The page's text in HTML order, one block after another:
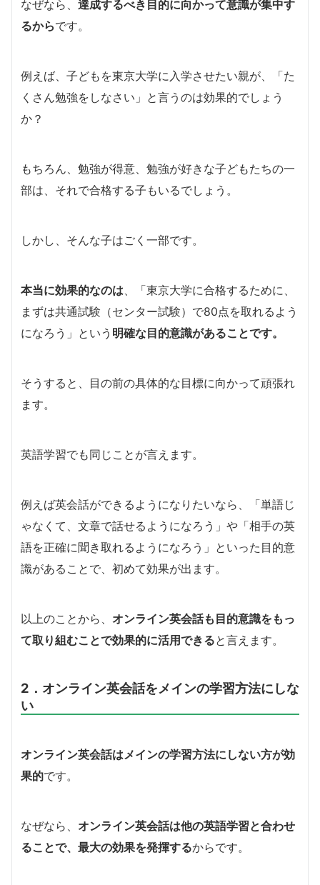
なぜなら、 達成するべき目的に向かって意識が集中す
るからです。
例えば、子どもを東京大学に入学させたい親が、「た
くさん勉強をしなさい」と言うのは効果的でしょう
か？
もちろん、勉強が得意、勉強が好きな子どもたちの一
部は、それで合格する子もいるでしょう。
しかし、そんな子はごく一部です。
本当に効果的なのは 、「東京大学に合格するために、
まずは共通試験（センター試験）で80点を取れるよう
になろう」という 明確な目的意識があることです。
そうすると、目の前の具体的な目標に向かって頑張れ
ます。
英語学習でも同じことが言えます。
例えば英会話ができるようになりたいなら、「単語じ
ゃなくて、文章で話せるようになろう」や「相手の英
語を正確に聞き取れるようになろう」といった目的意
識があることで、初めて効果が出ます。
以上のことから、 オンライン英会話も目的意識をもっ
て取り組むことで効果的に活用できると言えます。
2．オンライン英会話をメインの学習方法にしな
い
オンライン英会話はメインの学習方法にしない方が効
果的です。
なぜなら、 オンライン英会話は他の英語学習と合わせ
ることで、最大の効果を発揮するからです。